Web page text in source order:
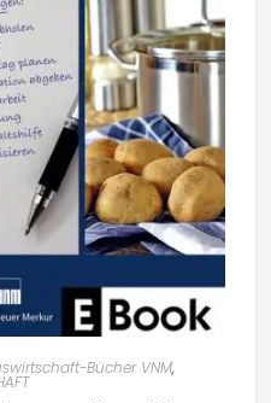
Bücher VNM,